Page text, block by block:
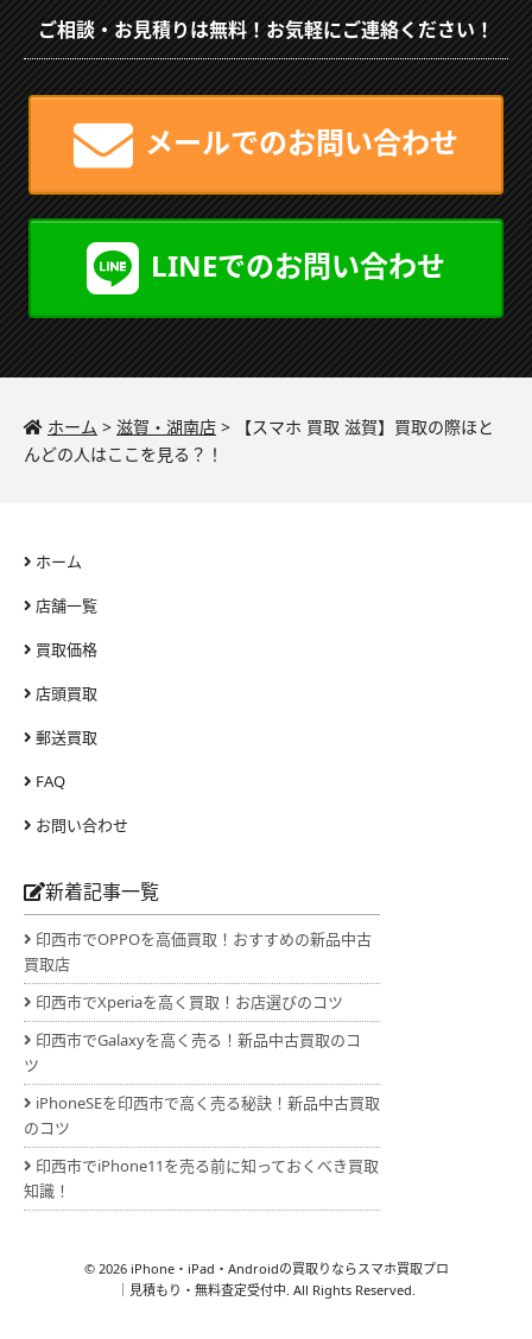
ご相談・お見積りは無料！お気軽にご連絡ください！
メールでのお問い合わせ
LINEでのお問い合わせ
ホーム > 滋賀・湖南店 >
【スマホ 買取 滋賀】買取の際ほと
んどの人はここを見る？！
ホーム
店舗一覧
買取価格
店頭買取
郵送買取
FAQ
お問い合わせ
新着記事一覧
印西市でOPPOを高価買取！おすすめの新品中古
買取店
印西市でXperiaを高く買取！お店選びのコツ
印西市でGalaxyを高く売る！新品中古買取のコ
ツ
iPhoneSEを印西市で高く売る秘訣！新品中古買取
のコツ
印西市でiPhone11を売る前に知っておくべき買取
知識！
© 2026 iPhone・iPad・Androidの買取りならスマホ買取プロ
｜見積もり・無料査定受付中. All Rights Reserved.